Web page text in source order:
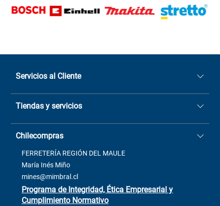
Servicios al Cliente
Quiénes somos
Sucursales
Términos y condiciones
Contacto
Venta Terreno
Trabaja con Nosotros
Tiendas y servicios
Casa Matriz: Avenida Chorrillos
2137 San Javier, Fono (73)
Chilecompras
FERRETERÍA REGIÓN DEL MAULE
María Inés Miño
mines@mimbral.cl
Programa de Integridad, Ética Empresarial y
Cumplimiento Normativo